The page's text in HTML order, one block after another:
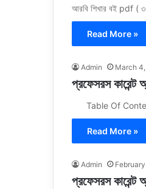
আরবি শিখার বই pdf ( ৩
Read More »
Admin March
প্রফেসরস
Table Of Contents
Read More »
Admin
প্রফেসরস কারেন্ট